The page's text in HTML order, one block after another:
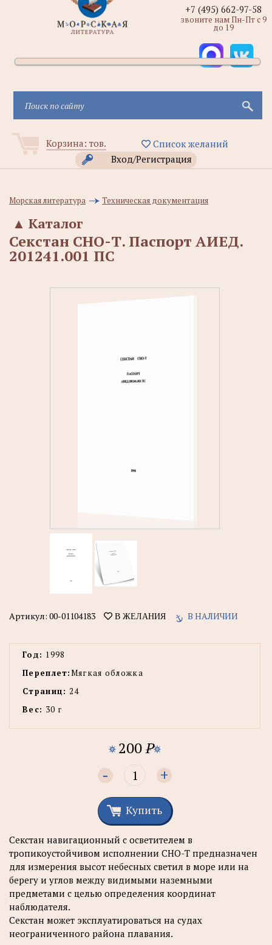
Корзина: тов.
Список желаний
Вход/Регистрация
+7 (495) 662-97-58
звоните нам Пн-Пт с 9
до 19
Морская литература Техническая документация
Каталог
▲
Секстан СНО-Т. Паспорт АИЕД.
201241.001 ПС
Артикул: 00-01104183 В ЖЕЛАНИЯ В НАЛИЧИИ
Год: 1998
Переплет:Мягкая обложка
Страниц: 24
Вес: 30 г
200P
- +
Купить
Секстан навигационный с осветителем в
тропикоустойчивом исполнении СНО-Т предназначен
для измерения высот небесных светил в море или на
берегу и углов между видимыми наземными
предметами с целью определения координат
наблюдателя.
Секстан может эксплуатироваться на судах
неограниченного района плавания.